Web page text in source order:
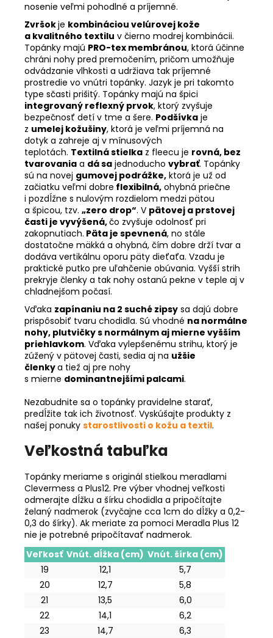
nosenie veľmi pohodlné a príjemné.
Zvršokje kombináciou velúrovej kože
a kvalitného textilu v čierno modrej kombinácii.
Topánky majú PRO-tex membránou, ktorá účinne
chráni nohy pred premočením, pričom umožňuje
odvádzanie vlhkosti a udržiava tak príjemné
prostredie vo vnútri topánky. Jazyk je pri takomto
type sčasti prišitý. Topánky majú na špici
integrovaný reflexný prvok, ktorý zvyšuje
bezpečnosť detí v tme a šere. Podšívka je
z umelej kožušiny, ktorá je veľmi príjemná na
dotyk a zahreje aj v mínusových
teplotách. Textilná stielka z fleecu je rovná, bez
tvarovania a dá sa jednoducho vybrať. Topánky
sú na novej gumovej podrážke, ktorá je už od
začiatku veľmi dobre flexibilná, ohybná priečne
i pozdĺžne s nulovým rozdielom medzi pätou
a špicou, tzv. „zero drop“. V pätovej a prstovej
časti je vyvýšená,čo zvyšuje odolnosť pri
zakopnutiach. Päta je spevnená, no stále
dostatočne mäkká a ohybná, čím dobre drží tvar a
dodáva vertikálnu oporu päty dieťaťa. Vzadu je
praktické putko pre uľahčenie obúvania. Vyšší strih
prekryje členky a tak nohy ostanú pekne v teple aj v
chladnejšom počasí.
Vďaka zapínaniu na 2 suché zipsy sa dajú dobre
prispôsobiť tvaru chodidla. Sú vhodné na normálne
nohy, plutvičky s normálnym aj mierne vyšším
priehlavkom. Vďaka vylepšenému strihu, ktorý je
zúžený v pätovej časti, sedia aj na užšie
členkya tiež aj pre nohy
s mierne dominantnejšími palcami.
Nezabudnite sa o topánky pravidelne starať,
predĺžite tak ich životnosť. Vyskúšajte produkty z
našej ponuky starostlivosti o kožu a textil.
Veľkostná tabuľka
Topánky meriame s originál stielkou meradlami
Clevermess a Plus12. Pre výber vhodnej veľkosti
odmerajte dĺžku a šírku chodidla a pripočítajte
želaný nadmerok (zvyčajne cca 1cm do dĺžky a 0,2-
0,3 do šírky). Ak meriate za pomoci Meradla Plus 12
nie je potrebné pripočítavať nadmerok.
Veľkosť Vnút. dĺžka (cm) Vnút. šírka (cm)
19
12,1
5,7
20
12,7
5,8
21
13,5
6,0
22
14,1
6,2
23
14,7
6,3